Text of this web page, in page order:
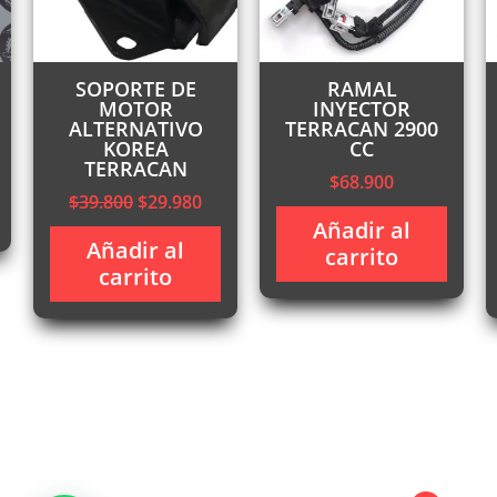
SOPORTE DE
MOTOR
ALTERNATIVO
KOREA
TERRACAN
$39.800El
precio
original
era:
$39.800.
$29.980El
precio
$29.980.
Añadir al
carrito
RAMAL
INYECTOR
TERRACAN 2900
CC
$68.900
Añadir al
carrito